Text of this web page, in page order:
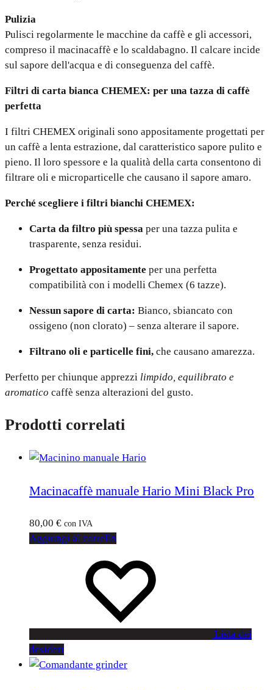
Pulizia
Pulisci regolarmente le macchine da caffè e gli accessori,
compreso il macinacaffè e lo scaldabagno. Il calcare incide
sul sapore dell'acqua e di conseguenza del caffè.
Filtri di carta bianca CHEMEX: per una tazza di caffè
perfetta
I filtri CHEMEX originali sono appositamente progettati per
un caffè a lenta estrazione, dal caratteristico sapore pulito e
pieno. Il loro spessore e la qualità della carta consentono di
filtrare oli e microparticelle che causano il sapore amaro.
Perché scegliere i filtri bianchi CHEMEX:
Carta da filtro più spessa per una tazza pulita e
trasparente, senza residui.
Progettato appositamente per una perfetta
compatibilità con i modelli Chemex (6 tazze).
Nessun sapore di carta: Bianco, sbiancato con
ossigeno (non clorato) – senza alterare il sapore.
Filtrano oli e particelle fini, che causano amarezza.
Perfetto per chiunque apprezzi limpido, equilibrato e
aromatico caffè senza alterazioni del gusto.
Prodotti correlati
Macinacaffè manuale Hario Mini Black Pro
80,00 € con IVA
Aggiungi al carrello
Lista dei
desideri